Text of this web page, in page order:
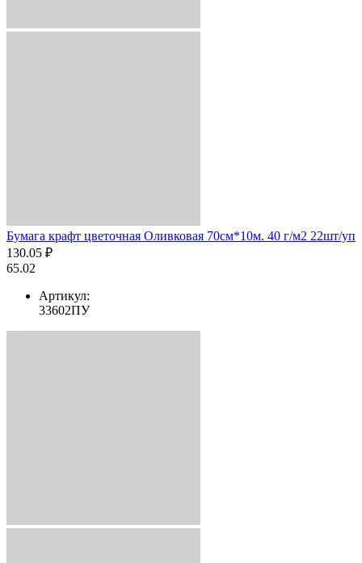
Бумага крафт цветочная Оливковая 70см*10м. 40 г/м2 22шт/уп
130.05 ₽
65.02
Артикул:
33602ПУ